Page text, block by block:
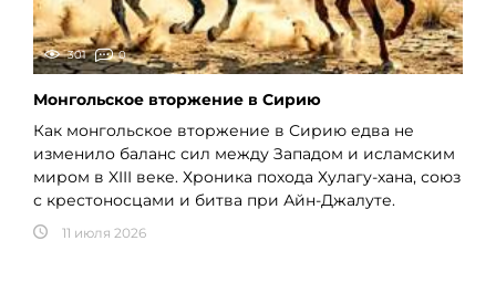
301 0
Монгольское вторжение в Сирию
Как монгольское вторжение в Сирию едва не
изменило баланс сил между Западом и исламским
миром в XIII веке. Хроника похода Хулагу-хана, союз
с крестоносцами и битва при Айн-Джалуте.
11 июля 2026